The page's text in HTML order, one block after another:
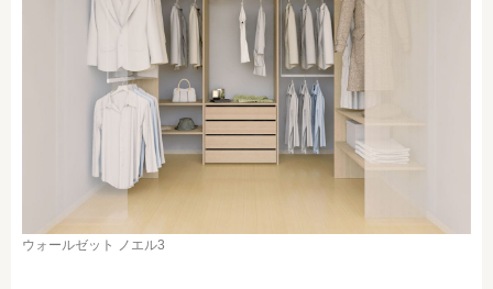
ウォールゼット ノエル3